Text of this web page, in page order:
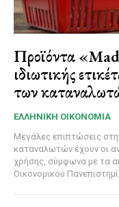
Προϊόντα
ιδιωτικής
των
ΕΛΛΗΝΙΚΉ ΟΙΚΟΝΟΜΊΑ
Μεγάλες επιπτώσεις
καταναλωτών έχουν οι
χρήσης, σύμφωνα με τα
Οικονομικού